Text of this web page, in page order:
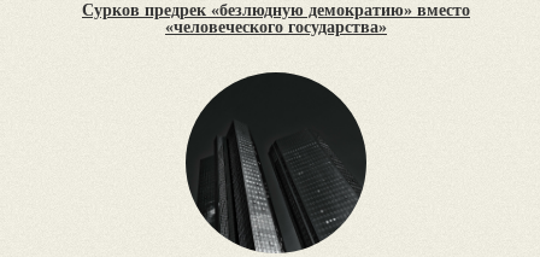
Сурков предрек «безлюдную демократию» вместо
«человеческого государства»